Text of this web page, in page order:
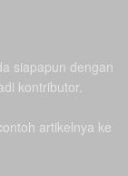
siapapun dengan
kontributor.
artikelnya ke